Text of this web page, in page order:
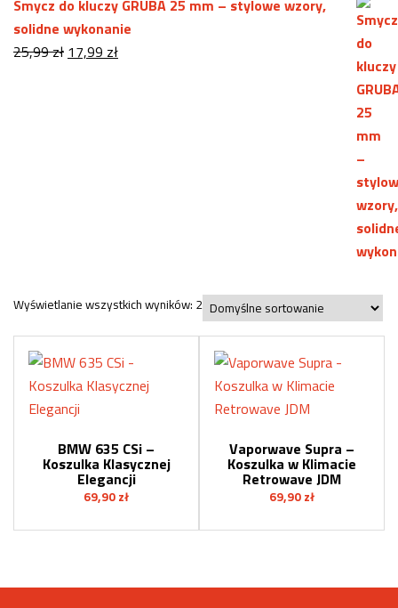
Smycz do kluczy GRUBA 25 mm – stylowe wzory,
solidne wykonanie
25,99zł Pierwotna
17,99 złAktualna
Wyświetlanie wszystkich wyników: 2
BMW 635 CSi –
Koszulka Klasycznej
Elegancji
69,90 zł
Vaporwave Supra –
Koszulka w Klimacie
Retrowave JDM
69,90 zł